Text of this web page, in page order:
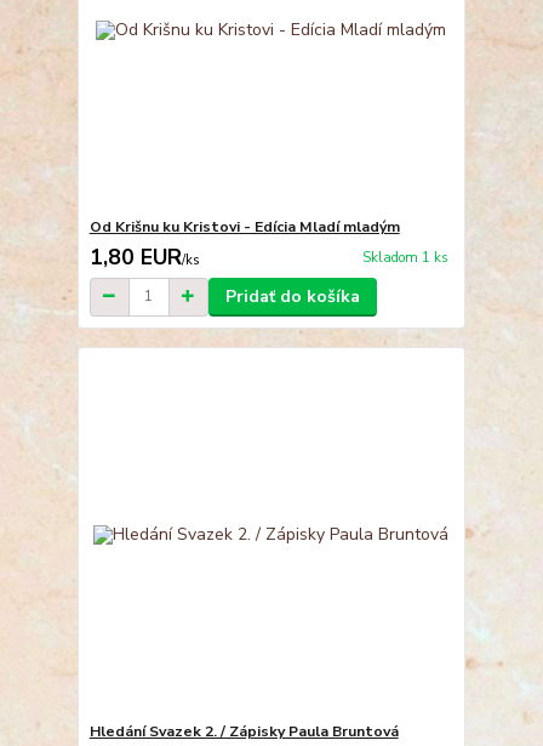
Od Krišnu ku Kristovi - Edícia Mladí mladým
1,80 EUR/ks Skladom 1 ks
Pridať do košíka
Hledání Svazek 2. / Zápisky Paula Bruntová